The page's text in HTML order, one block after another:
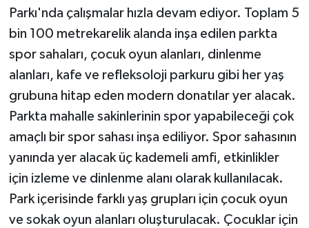
Parkı'nda çalışmalar hızla devam ediyor. Toplam 5
bin 100 metrekarelik alanda inşa edilen parkta
spor sahaları, çocuk oyun alanları, dinlenme
alanları, kafe ve refleksoloji parkuru gibi her yaş
grubuna hitap eden modern donatılar yer alacak.
Parkta mahalle sakinlerinin spor yapabileceği çok
amaçlı bir spor sahası inşa ediliyor. Spor sahasının
yanında yer alacak üç kademeli amfi, etkinlikler
için izleme ve dinlenme alanı olarak kullanılacak.
Park içerisinde farklı yaş grupları için çocuk oyun
ve sokak oyun alanları oluşturulacak. Çocuklar için